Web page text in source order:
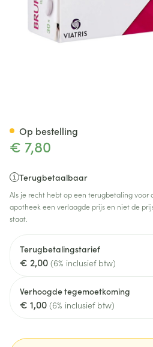
€ 7,80
Terugbetaalbaar
Als je recht hebt op een terugbetaling
apotheek een verlaagde prijs en niet de
staat.
Terugbetalingstarief
€ 2,00 (6% inclusief btw)
Verhoogde tegemoetkoming
€ 1,00 (6% inclusief btw)
Op bestelling